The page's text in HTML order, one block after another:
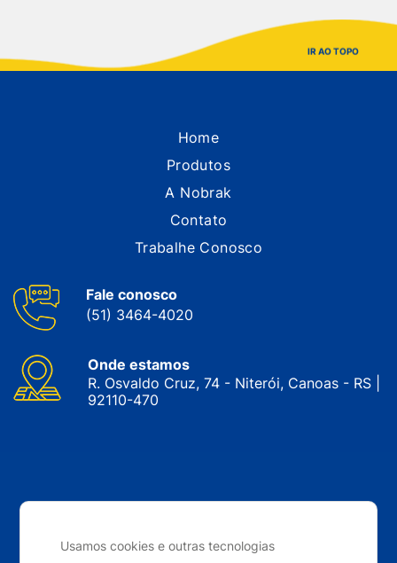
Usamos cookies e outras tecnologias
IR AO TOPO
Home
Produtos
A Nobrak
Contato
Trabalhe Conosco
Fale conosco
(51) 3464-4020
Onde estamos
R. Osvaldo Cruz, 74 - Niterói, Canoas - RS |
92110-470
reservados. 2024